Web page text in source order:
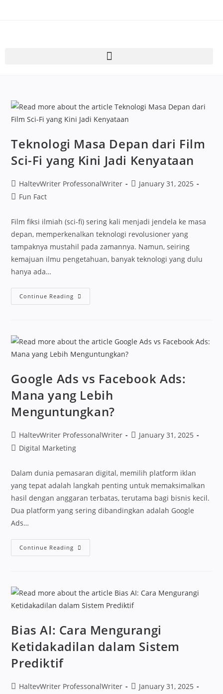
Teknologi Masa Depan dari Film
Sci-Fi yang Kini Jadi Kenyataan
HaltevWriter ProfessonalWriter
January 31, 2025
Fun Fact
Film fiksi ilmiah (sci-fi) sering kali menjadi jendela ke masa
depan, memperkenalkan teknologi revolusioner yang
tampaknya mustahil pada zamannya. Namun, seiring
kemajuan ilmu pengetahuan, banyak teknologi yang dulu
hanya ada…
Continue Reading
Google Ads vs Facebook Ads:
Mana yang Lebih
Menguntungkan?
HaltevWriter ProfessonalWriter
January 31, 2025
Digital Marketing
Dalam dunia pemasaran digital, memilih platform iklan
yang tepat adalah langkah penting untuk memaksimalkan
hasil dengan anggaran terbatas, terutama bagi bisnis kecil.
Dua platform yang sering dibandingkan adalah Google
Ads…
Continue Reading
Bias AI: Cara Mengurangi
Ketidakadilan dalam Sistem
Prediktif
HaltevWriter ProfessonalWriter
January 31, 2025